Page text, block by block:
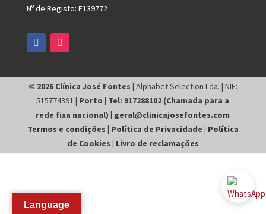
Nº de Registo: E139772
© 2026 Clínica José Fontes | Alphabet Selection Lda. | NIF:
515774391 | Porto | Tel: 917288102 (Chamada para a
rede fixa nacional) | geral@clinicajosefontes.com
Termos e condições | Política de Privacidade | Política
de Cookies | Livro de reclamações
Language